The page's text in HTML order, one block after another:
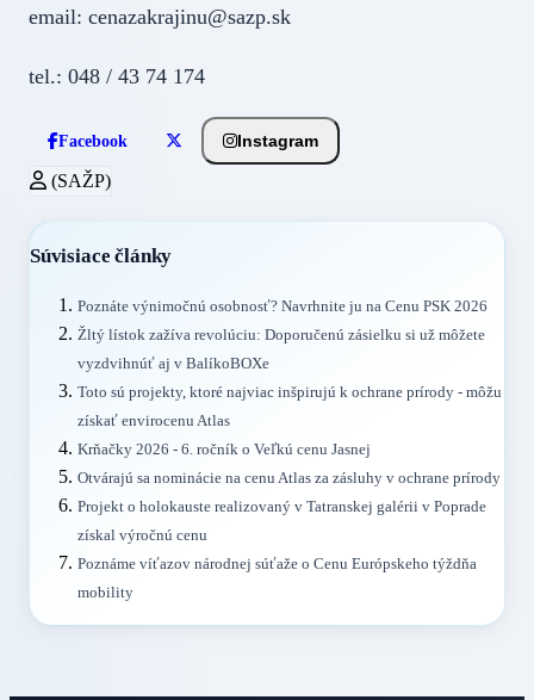
email: cenazakrajinu@sazp.sk
tel.: 048 / 43 74 174
Facebook Instagram
(SAŽP)
Súvisiace články
Poznáte výnimočnú osobnosť? Navrhnite ju na Cenu PSK 2026
Žltý lístok zažíva revolúciu: Doporučenú zásielku si už môžete
vyzdvihnúť aj v BalíkoBOXe
Toto sú projekty, ktoré najviac inšpirujú k ochrane prírody - môžu
získať envirocenu Atlas
Krňačky 2026 - 6. ročník o Veľkú cenu Jasnej
Otvárajú sa nominácie na cenu Atlas za zásluhy v ochrane prírody
Projekt o holokauste realizovaný v Tatranskej galérii v Poprade
získal výročnú cenu
Poznáme víťazov národnej súťaže o Cenu Európskeho týždňa
mobility